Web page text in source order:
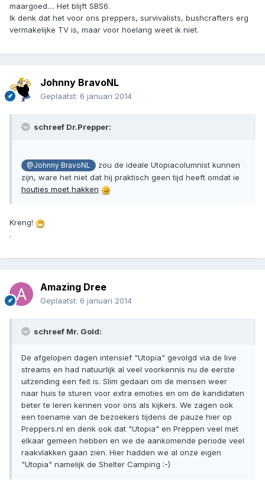
maargoed.... Het blijft SBS6.
Ik denk dat het voor ons preppers, survivalists, bushcrafters erg
vermakelijke TV is, maar voor hoelang weet ik niet.
Johnny BravoNL
Geplaatst: 6 januari 2014
schreef Dr.Prepper:
@Johnny BravoNL
zou de ideale Utopiacolumnist kunnen
zijn, ware het niet dat hij praktisch geen tijd heeft omdat ie
houtjes moet hakken
Kreng!
.
Amazing Dree
Geplaatst: 6 januari 2014
schreef Mr. Gold:
De afgelopen dagen intensief "Utopia" gevolgd via de live
streams en had natuurlijk al veel voorkennis nu de eerste
uitzending een feit is. Slim gedaan om de mensen weer
naar huis te sturen voor extra emoties en om de kandidaten
beter te leren kennen voor ons als kijkers. We zagen ook
een toename van de bezoekers tijdens de pauze hier op
Preppers.nl en denk ook dat "Utopia" en Preppen veel met
elkaar gemeen hebben en we de aankomende periode veel
raakvlakken gaan zien. Hier hadden we al onze eigen
"Utopia" namelijk de Shelter Camping :-)